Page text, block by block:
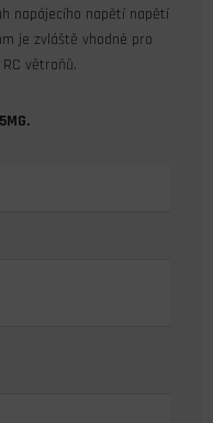
napájecího napětí napětí
je zvláště vhodné pro
větroňů.